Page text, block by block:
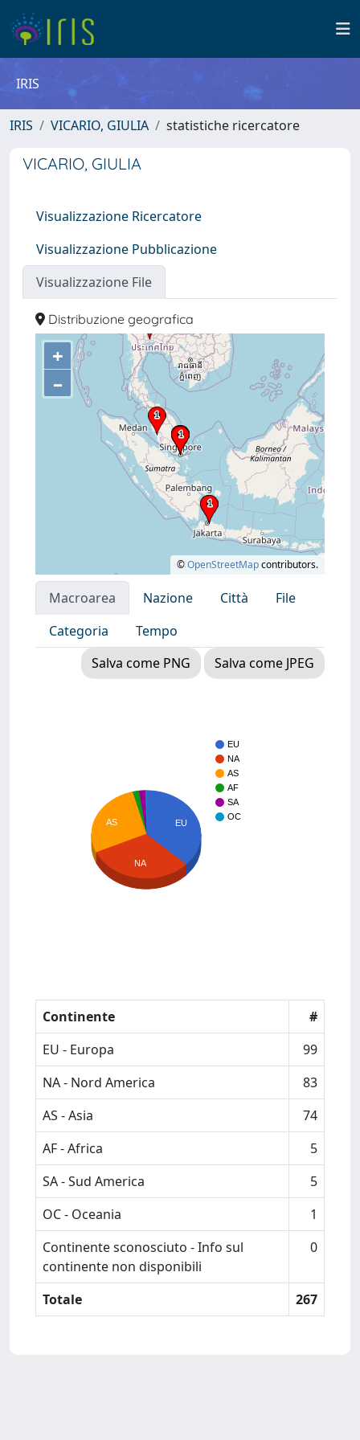
IRIS
IRIS VICARIO, GIULIA statistiche ricercatore
VICARIO, GIULIA
Visualizzazione Ricercatore
Visualizzazione Pubblicazione
Visualizzazione File
Distribuzione geografica
+
–
©OpenStreetMapcontributors.
Macroarea Nazione Città
File
Categoria
Tempo
Salva come PNG
Salva come JPEG
EU
NA
AS
AF
SA
OC
EU
AS
NA
Continente
#
EU - Europa
99
NA - Nord America
83
AS - Asia
74
AF - Africa
5
SA - Sud America
5
OC - Oceania
1
Continente sconosciuto - Info sul
continente non disponibili
0
Totale 267